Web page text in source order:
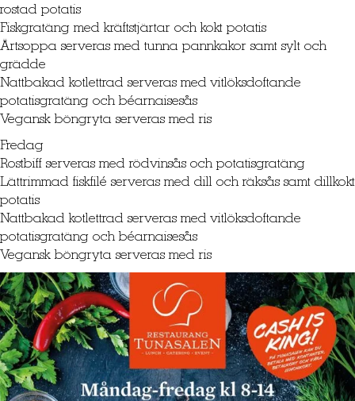
rostad potatis
Fiskgratäng med kräftstjärtar och kokt potatis
Ärtsoppa serveras med tunna pannkakor samt sylt och
grädde
Nattbakad kotlettrad serveras med vitlöksdoftande
potatisgratäng och béarnaisesås
Vegansk böngryta serveras med ris
Fredag
Rostbiff serveras med rödvinsås och potatisgratäng
Lättrimmad fiskfilé serveras med dill och räksås samt dillkokt
potatis
Nattbakad kotlettrad serveras med vitlöksdoftande
potatisgratäng och béarnaisesås
Vegansk böngryta serveras med ris